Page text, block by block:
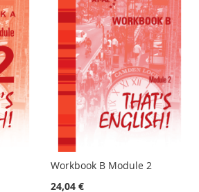
Workbook B Module 2
24,04 €